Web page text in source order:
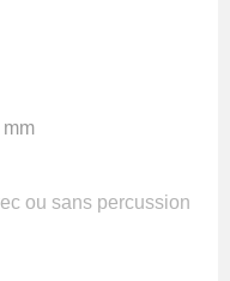
ou sans percussion